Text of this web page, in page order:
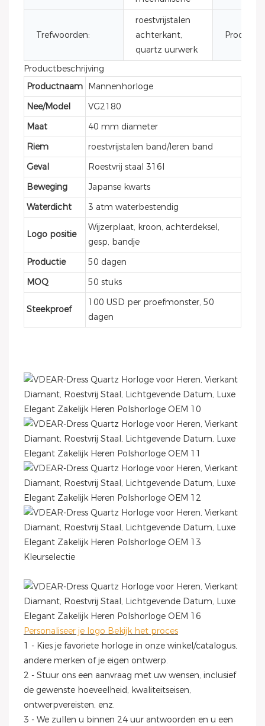
Trefwoorden:
roestvrijstalen
achterkant,
quartz uurwerk
Productbeschrijving
Productnaam Mannenhorloge
Nee/Model
VG2180
Maat
40 mm diameter
Riem
roestvrijstalen band/leren band
Geval
Roestvrij staal 316l
Beweging
Japanse kwarts
Waterdicht
3 atm waterbestendig
Logo positie
Wijzerplaat, kroon, achterdeksel,
gesp, bandje
Productie
50 dagen
MOQ
50 stuks
Steekproef
100 USD per proefmonster, 50
dagen
Kleurselectie
Personaliseer je logo Bekijk het proces
1 - Kies je favoriete horloge in onze winkel/catalogus,
andere merken of je eigen ontwerp.
2 - Stuur ons een aanvraag met uw wensen, inclusief
de gewenste hoeveelheid, kwaliteitseisen,
ontwerpvereisten, enz.
3 - We zullen u binnen 24 uur antwoorden en u een